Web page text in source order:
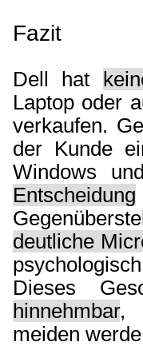
Fazit
Dell hat
Laptop oder
verkaufen.
der Kunde
Windows
Entscheidung
deutliche
Dieses
hinnehmbar,
meiden